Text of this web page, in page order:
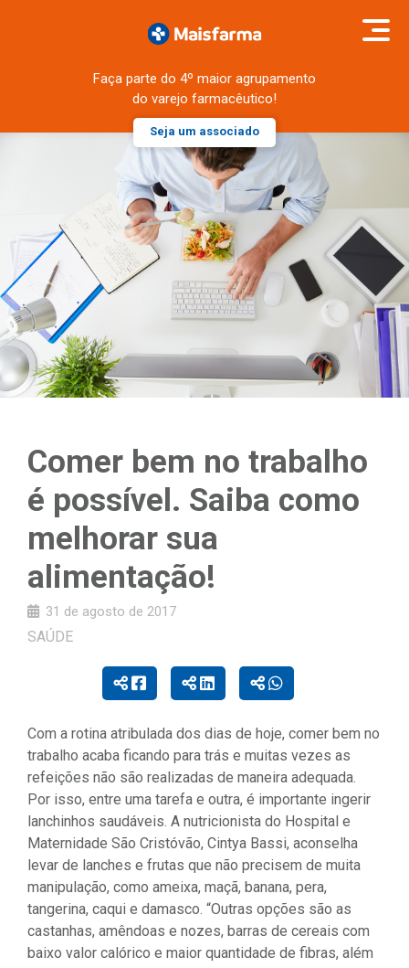
Faça parte do 4º maior agrupamento
do varejo farmacêutico!
Seja um associado
Comer bem no trabalho
é possível. Saiba como
melhorar sua
alimentação!
31 de agosto de 2017
SAÚDE
Com a rotina atribulada dos dias de hoje, comer bem no
trabalho acaba ficando para trás e muitas vezes as
refeições não são realizadas de maneira adequada.
Por isso, entre uma tarefa e outra, é importante ingerir
lanchinhos saudáveis. A nutricionista do Hospital e
Maternidade São Cristóvão, Cintya Bassi, aconselha
levar de lanches e frutas que não precisem de muita
manipulação, como ameixa, maçã, banana, pera,
tangerina, caqui e damasco. “Outras opções são as
castanhas, amêndoas e nozes, barras de cereais com
baixo valor calórico e maior quantidade de fibras, além